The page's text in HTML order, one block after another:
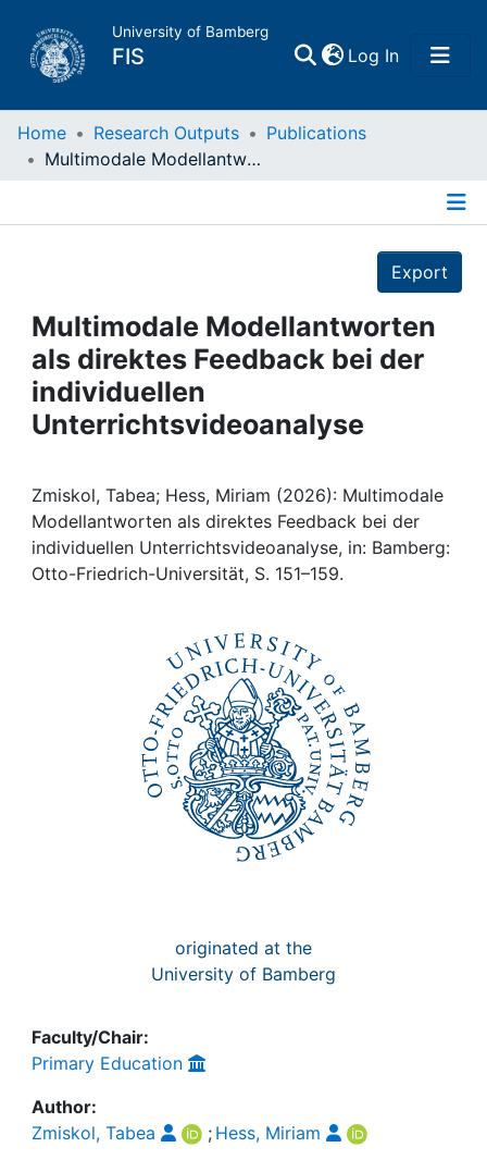
University of Bamberg
FIS Log In(current)
Home
Projects
People
Institutions
Awards
My FIS
Home Research Outputs
Publications
Multimodale Modellantworten als direktes Feedback bei der individuellen Unterrichtsvideoanalyse
Export
Multimodale Modellantworten
als direktes Feedback bei der
individuellen
Unterrichtsvideoanalyse
Zmiskol, Tabea; Hess, Miriam (2026): Multimodale
Modellantworten als direktes Feedback bei der
individuellen Unterrichtsvideoanalyse, in: Bamberg:
Otto-Friedrich-Universität, S. 151–159.
originated at the
University of Bamberg
Faculty/Chair:
Primary Education
Author:
Zmiskol, Tabea
; Hess, Miriam